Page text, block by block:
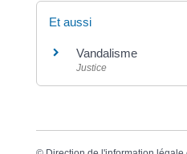
Et aussi
Vandalisme
Justice